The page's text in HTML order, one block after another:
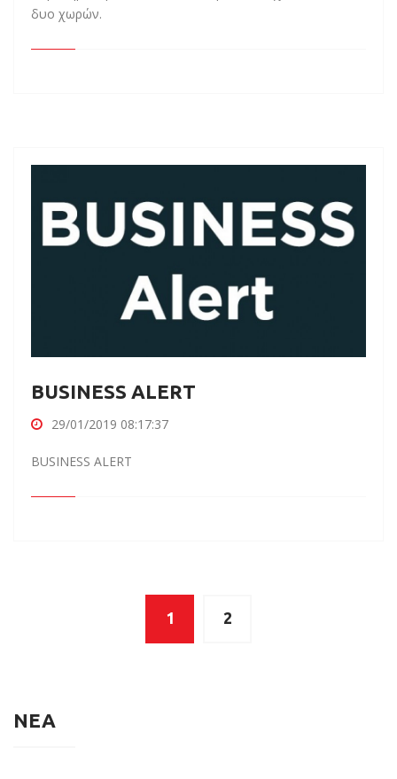
δυο χωρών.
BUSINESS ALERT
29/01/2019 08:17:37
BUSINESS ALERT
1 2
ΝΕΑ